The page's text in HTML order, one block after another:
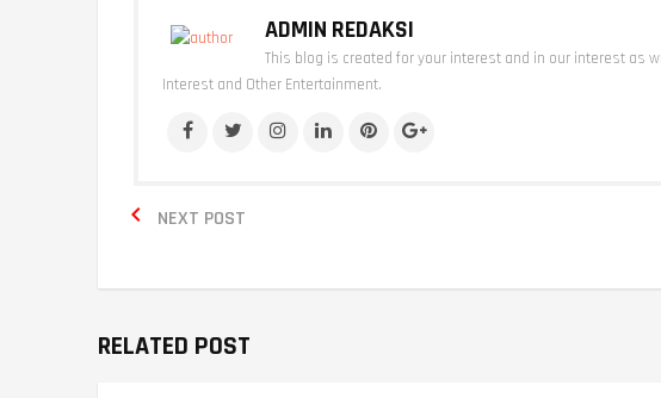
ADMIN REDAKSI
This blog is created for your interest and in our interest as
Interest and Other Entertainment.
NEXT POST

RELATED POST